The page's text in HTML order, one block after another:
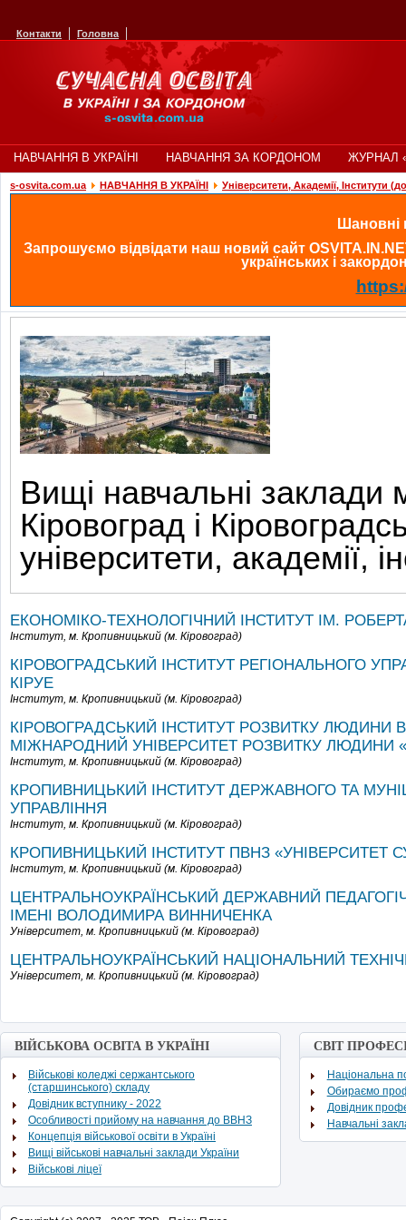
Контакти Головна
НАВЧАННЯ В УКРАЇНІ НАВЧАННЯ ЗА КОРДОНОМ ЖУРНАЛ
s-osvita.com.ua НАВЧАННЯ В УКРАЇНІ Університети, Академії, Інститути
Шановні
Запрошуємо відвідати наш новий сайт
українських і
Вищі навчальні заклади
Кіровоград і
університети, академії,
ЕКОНОМІКО-ТЕХНОЛОГІЧНИЙ ІНСТИТУТ ІМ.
Інститут, м. Кропивницький (м. Кіровоград)
КІРОВОГРАДСЬКИЙ ІНСТИТУТ РЕГІОНАЛЬНОГО
КІРУЕ
Інститут, м. Кропивницький (м. Кіровоград)
КІРОВОГРАДСЬКИЙ ІНСТИТУТ РОЗВИТКУ ЛЮДИНИ
МІЖНАРОДНИЙ УНІВЕРСИТЕТ РОЗВИТКУ ЛЮДИНИ
Інститут, м. Кропивницький (м. Кіровоград)
КРОПИВНИЦЬКИЙ ІНСТИТУТ ДЕРЖАВНОГО ТА
УПРАВЛІННЯ
Інститут, м. Кропивницький (м. Кіровоград)
КРОПИВНИЦЬКИЙ ІНСТИТУТ ПВНЗ «УНІВЕРСИТЕТ
Інститут, м. Кропивницький (м. Кіровоград)
ЦЕНТРАЛЬНОУКРАЇНСЬКИЙ ДЕРЖАВНИЙ
ІМЕНІ ВОЛОДИМИРА ВИННИЧЕНКА
Університет, м. Кропивницький (м. Кіровоград)
ЦЕНТРАЛЬНОУКРАЇНСЬКИЙ НАЦІОНАЛЬНИЙ
Університет, м. Кропивницький (м. Кіровоград)
ВІЙСЬКОВА ОСВІТА В УКРАЇНІ
Військові коледжі сержантського
(старшинського) складу
Довідник вступнику - 2022
Особливості прийому на навчання до ВВНЗ
Концепція військової освіти в Україні
Вищі військові навчальні заклади України
Військові ліцеї
СВІТ
Національна
Обираємо
Довідник
Навчальні